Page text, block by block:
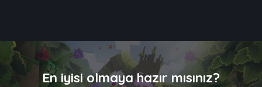
En iyisi olmaya hazır mısınız?